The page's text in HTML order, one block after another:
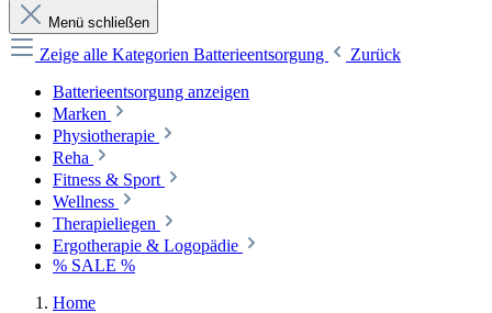
Menü schließen
Zeige alle Kategorien Batterieentsorgung
Zurück
Batterieentsorgung anzeigen
Marken
Physiotherapie
Reha
Fitness & Sport
Wellness
Therapieliegen
Ergotherapie & Logopädie
% SALE %
Home